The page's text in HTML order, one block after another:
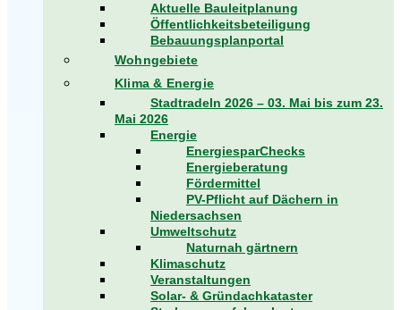
Aktuelle Bauleitplanung
Öffentlichkeitsbeteiligung
Bebauungsplanportal
Wohngebiete
Klima & Energie
Stadtradeln 2026 – 03. Mai bis zum 23.
Mai 2026
Energie
EnergiesparChecks
Energieberatung
Fördermittel
PV-Pflicht auf Dächern in
Niedersachsen
Umweltschutz
Naturnah gärtnern
Klimaschutz
Veranstaltungen
Solar- & Gründachkataster